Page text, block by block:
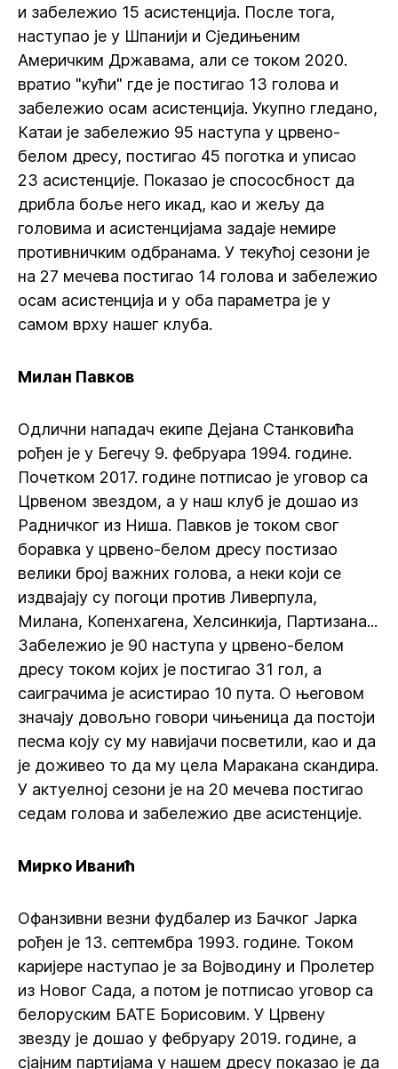
и забележио 15 асистенција. После тога,
наступао је у Шпанији и Сједињеним
Америчким Државама, али се током 2020.
вратио "кући" где је постигао 13 голова и
забележио осам асистенција. Укупно гледано,
Катаи је забележио 95 наступа у црвено-
белом дресу, постигао 45 поготка и уписао
23 асистенције. Показао је спососбност да
дрибла боље него икад, као и жељу да
головима и асистенцијама задаје немире
противничким одбранама. У текућој сезони је
на 27 мечева постигао 14 голова и забележио
осам асистенција и у оба параметра је у
самом врху нашег клуба.
Милан Павков
Одлични нападач екипе Дејана Станковића
рођен је у Бегечу 9. фебруара 1994. године.
Почетком 2017. године потписао је уговор са
Црвеном звездом, а у наш клуб је дошао из
Радничког из Ниша. Павков је током свог
боравка у црвено-белом дресу постизао
велики број важних голова, а неки који се
издвајају су погоци против Ливерпула,
Милана, Копенхагена, Хелсинкија, Партизана...
Забележио је 90 наступа у црвено-белом
дресу током којих је постигао 31 гол, а
саиграчима је асистирао 10 пута. О његовом
значају довољно говори чињеница да постоји
песма коју су му навијачи посветили, као и да
је доживео то да му цела Маракана скандира.
У актуелној сезони је на 20 мечева постигао
седам голова и забележио две асистенције.
Мирко Иванић
Офанзивни везни фудбалер из Бачког Јарка
рођен је 13. септембра 1993. године. Током
каријере наступао је за Војводину и Пролетер
из Новог Сада, а потом је потписао уговор са
белоруским БАТЕ Борисовим. У Црвену
звезду је дошао у фебруару 2019. године, а
сјајним партијама у нашем дресу показао је да